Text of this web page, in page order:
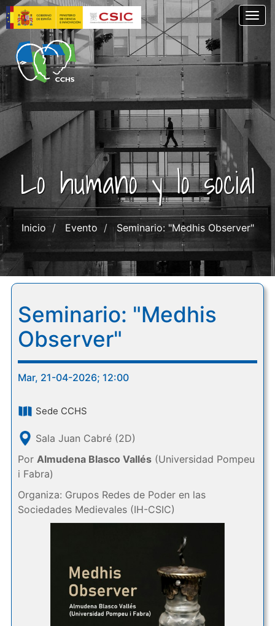
Pasar
al
contenido
principal
Lo humano y lo social
Inicio Evento Seminario: "Medhis Observer"
Seminario: "Medhis
Observer"
Mar, 21-04-2026; 12:00
Sede CCHS
Sala Juan Cabré (2D)
Por Almudena Blasco Vallés(Universidad Pompeu
i Fabra)
Organiza: Grupos Redes de Poder en las
Sociedades Medievales (IH-CSIC)